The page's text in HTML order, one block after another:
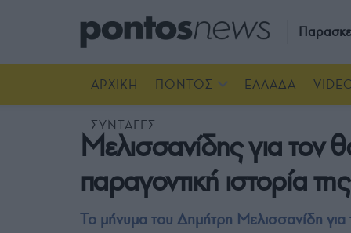
ΑΡΧΙΚΗ ΠΟΝΤΟΣ ΕΛΛΑΔΑ
ΣΥΝΤΑΓΕΣ
Μελισσανίδης για τον
παραγοντική ιστορία
Το μήνυμα του Δημήτρη Μελισσανίδη για